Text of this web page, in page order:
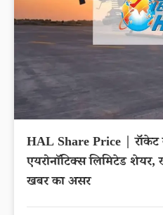
HAL Share Price | रॉकेट
एयरोनाॅटिक्स लिमिटेड
खबर का असर